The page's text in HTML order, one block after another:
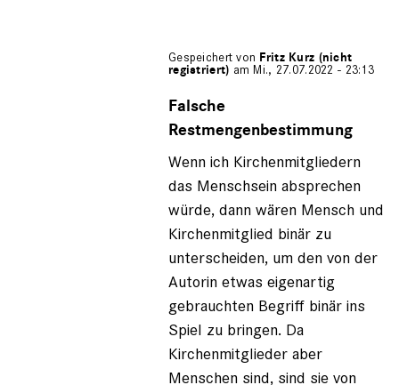
Gespeichert von Fritz Kurz (nicht
registriert) am Mi., 27.07.2022 - 23:13
auf
von
Gerhard
Engel
registriert)
Falsche
Restmengenbestimmung
Wenn ich Kirchenmitgliedern
das Menschsein absprechen
würde, dann wären Mensch und
Kirchenmitglied binär zu
unterscheiden, um den von der
Autorin etwas eigenartig
gebrauchten Begriff binär ins
Spiel zu bringen. Da
Kirchenmitglieder aber
Menschen sind, sind sie von